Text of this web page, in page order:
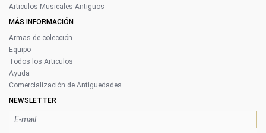
Articulos Musicales Antiguos
MÁS INFORMACIÓN
Armas de colección
Equipo
Todos los Articulos
Ayuda
Comercialización de Antiguedades
NEWSLETTER